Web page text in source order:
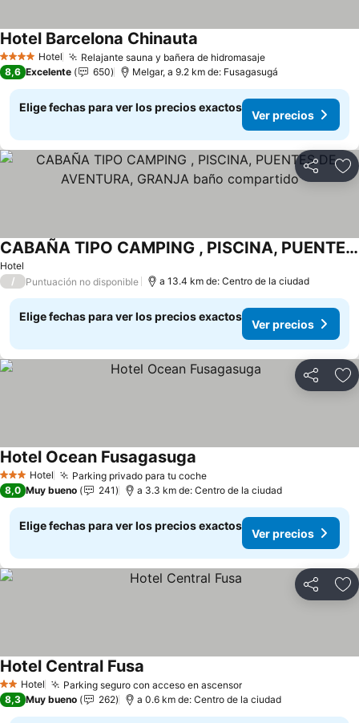
4 EstrellasHotel Relajante sauna y bañera de hidromasaje
Hotel Barcelona Chinauta
8,6 Excelente 650 Melgar, a 9.2 km de: Fusagasugá
Elige fechas para ver los precios exactos
Ver precios
Compartir
Hotel
CABAÑA TIPO CAMPING , PISCINA, PUENTES DE AVENTURA, GRANJA baño compartido
/ Puntuación no disponible a 13.4 km de: Centro de la ciudad
Elige fechas para ver los precios exactos
Ver precios
Compartir
3 Estrellas
Hotel Parking privado para tu coche
Hotel Ocean Fusagasuga
8,0 Muy bueno 241 a 3.3 km de: Centro de la ciudad
Elige fechas para ver los precios exactos
Ver precios
Compartir
2 Estrellas
Hotel Parking seguro con acceso en ascensor
Hotel Central Fusa
8,3 Muy bueno 262 a 0.6 km de: Centro de la ciudad